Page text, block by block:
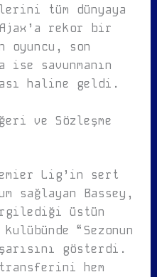
tüm dünyaya
rekor bir
son
ise savunmanın
haline geldi.
ve Sözleşme
Lig’in sert
sağlayan Bassey,
üstün
“Sezonun
gösterdi.
transferini hem